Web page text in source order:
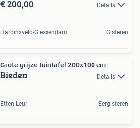
€ 200,00 Details
Hardinxveld-Giessendam Gisteren
Grote grijze tuintafel 200x100 cm
Bieden Details
Etten-Leur Eergisteren